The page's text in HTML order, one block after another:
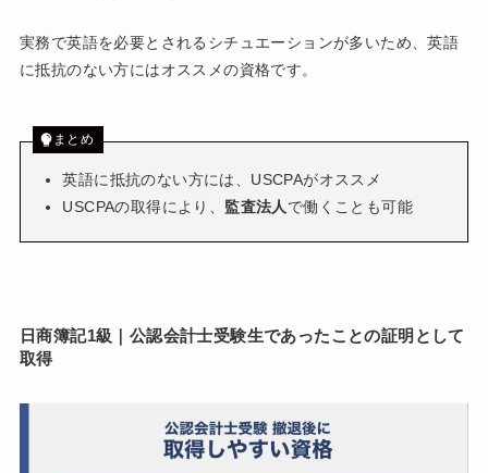
実務で英語を必要とされるシチュエーションが多いため、英語
に抵抗のない方にはオススメの資格です。
まとめ
英語に抵抗のない方には、USCPAがオススメ
USCPAの取得により、 監査法人 で働くことも可能
日商簿記1級｜公認会計士受験生であったことの証明として
取得